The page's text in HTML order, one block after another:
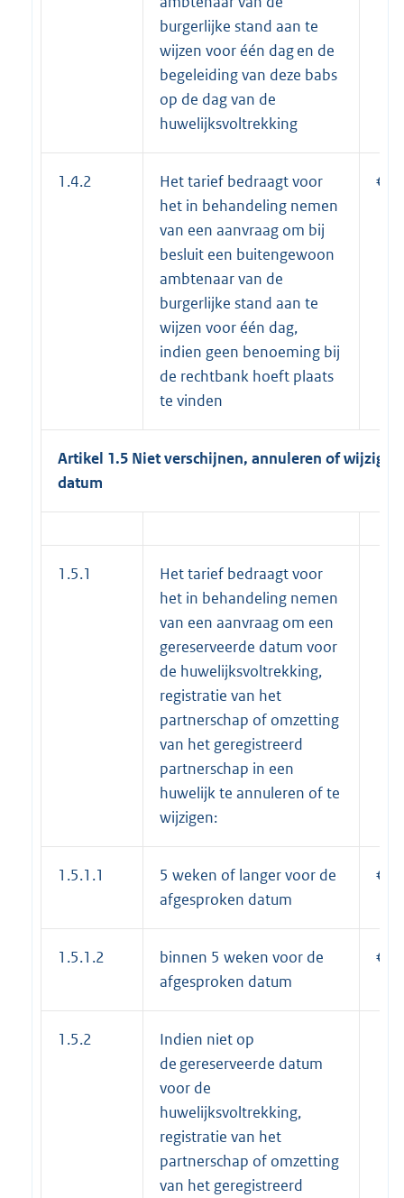
burgerlijke stand aan te
wijzen voor één dag en de
begeleiding van deze babs
op de dag van de
huwelijksvoltrekking
1.4.2
Het tarief bedraagt voor
het in behandeling nemen
van een aanvraag om bij
besluit een buitengewoon
ambtenaar van de
burgerlijke stand aan te
wijzen voor één dag,
indien geen benoeming bij
de rechtbank hoeft plaats
te vinden
€
Artikel 1.5 Niet verschijnen, annuleren of wijzigen
datum
1.5.1
Het tarief bedraagt voor
het in behandeling nemen
van een aanvraag om een
gereserveerde datum voor
de huwelijksvoltrekking,
registratie van het
partnerschap of omzetting
van het geregistreerd
partnerschap in een
huwelijk te annuleren of te
wijzigen:
1.5.1.1
5 weken of langer voor de
afgesproken datum
€
1.5.1.2
binnen 5 weken voor de
afgesproken datum
€
1.5.2
Indien niet op
de gereserveerde datum
voor de
huwelijksvoltrekking,
registratie van het
partnerschap of omzetting
van het geregistreerd